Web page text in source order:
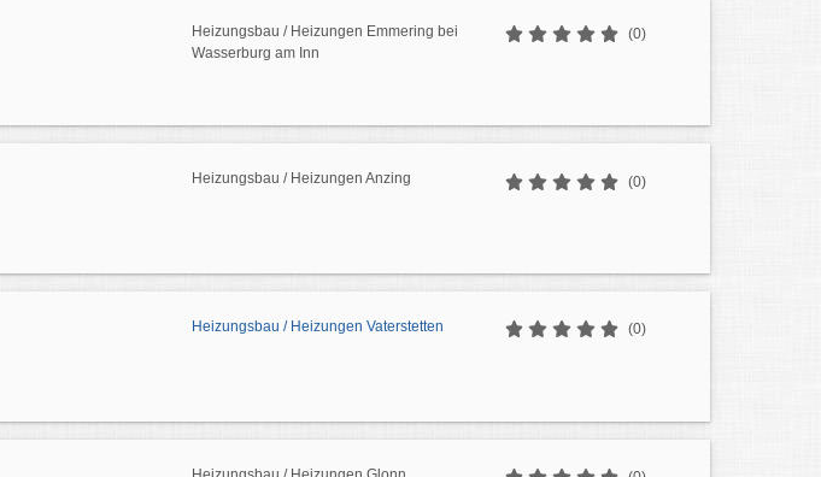
Heizungsbau / Heizungen Emmering bei
Wasserburg am Inn
(0)
Heizungsbau / Heizungen Anzing (0)
Heizungsbau / Heizungen Vaterstetten (0)